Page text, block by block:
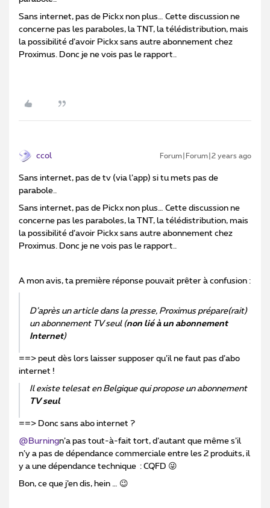
Sans internet, pas de Pickx non plus… Cette discussion ne
concerne pas les paraboles, la TNT, la télédistribution, mais
la possibilité d’avoir Pickx sans autre abonnement chez
Proximus. Donc je ne vois pas le rapport..
ccol Forum|Forum|2 years ago
Sans internet, pas de tv (via l’app) si tu mets pas de
parabole..
Sans internet, pas de Pickx non plus… Cette discussion ne
concerne pas les paraboles, la TNT, la télédistribution, mais
la possibilité d’avoir Pickx sans autre abonnement chez
Proximus. Donc je ne vois pas le rapport..
A mon avis, ta première réponse pouvait prêter à confusion :
D’après un article dans la presse, Proximus prépare(rait)
un abonnement TV seul (non lié à un abonnement
Internet)
==> peut dès lors laisser supposer qu’il ne faut pas d’abo
internet !
Il existe telesat en Belgique qui propose un abonnement
TV seul
==> Donc sans abo internet ?
@Burningn’a pas tout-à-fait tort, d’autant que même s’il
n’y a pas de dépendance commerciale entre les 2 produits, il
y a une dépendance technique : CQFD 😜
Bon, ce que j’en dis, hein … 😉